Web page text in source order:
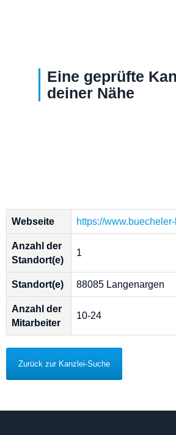
Eine geprüfte
deiner Nähe
Webseite https://
Anzahl der
Standort(e)
1
Standort(e) 88085 Langenargen
Anzahl der
Mitarbeiter
10-24
Zurück zur Kanzlei-Suche